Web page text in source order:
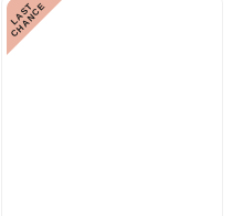
L
A
S
T
C
H
A
N
C
E